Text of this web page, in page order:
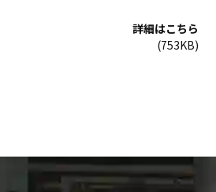
詳細はこちら
(753KB)